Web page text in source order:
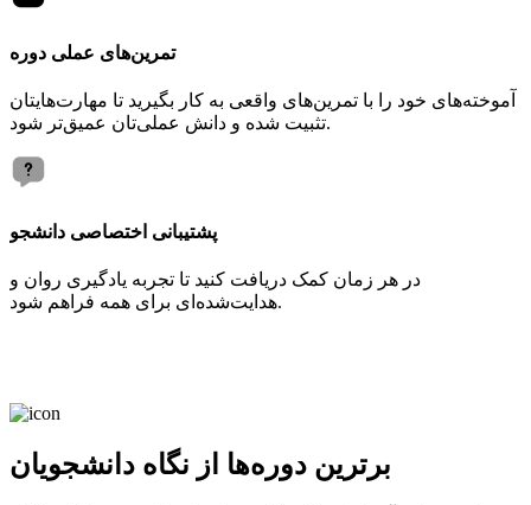
تمرین‌های عملی دوره
آموخته‌های خود را با تمرین‌های واقعی به کار بگیرید تا مهارت‌هایتان
تثبیت شده و دانش عملی‌تان عمیق‌تر شود.
پشتیبانی اختصاصی دانشجو
در هر زمان کمک دریافت کنید تا تجربه یادگیری روان و
هدایت‌شده‌ای برای همه فراهم شود.
برترین دوره‌ها از نگاه دانشجویان